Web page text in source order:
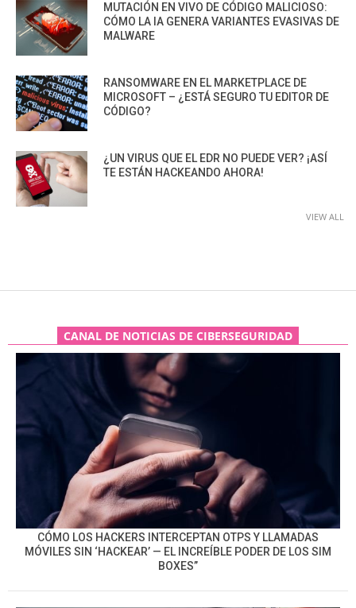
MUTACIÓN EN VIVO DE CÓDIGO MALICIOSO:
CÓMO LA IA GENERA VARIANTES EVASIVAS DE
MALWARE
RANSOMWARE EN EL MARKETPLACE DE
MICROSOFT – ¿ESTÁ SEGURO TU EDITOR DE
CÓDIGO?
¿UN VIRUS QUE EL EDR NO PUEDE VER? ¡ASÍ
TE ESTÁN HACKEANDO AHORA!
VIEW ALL
CANAL DE NOTICIAS DE CIBERSEGURIDAD
CÓMO LOS HACKERS INTERCEPTAN OTPS Y LLAMADAS
MÓVILES SIN ‘HACKEAR’ — EL INCREÍBLE PODER DE LOS SIM
BOXES”